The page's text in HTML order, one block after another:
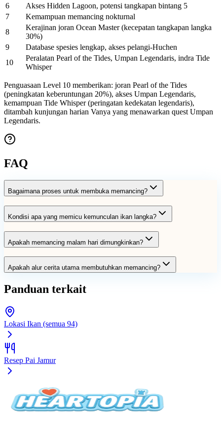
6
Akses Hidden Lagoon, potensi tangkapan bintang 5
7
Kemampuan memancing nokturnal
8
Kerajinan joran Ocean Master (kecepatan tangkapan langka
30%)
9
Database spesies lengkap, akses pelangi-Huchen
10
Peralatan Pearl of the Tides, Umpan Legendaris, indra Tide
Whisper
Penguasaan Level 10 memberikan: joran Pearl of the Tides
(peningkatan keberuntungan 20%), akses Umpan Legendaris,
kemampuan Tide Whisper (peringatan kedekatan legendaris),
ditambah kunjungan harian Vanya yang menawarkan quest Umpan
Legendaris.
FAQ
Bagaimana proses untuk membuka memancing?
Kondisi apa yang memicu kemunculan ikan langka?
Apakah memancing malam hari dimungkinkan?
Apakah alur cerita utama membutuhkan memancing?
Panduan terkait
Lokasi Ikan (semua 94)
Resep Pai Jamur